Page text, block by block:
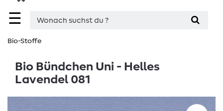
☰
Bio-Stoffe
Bio Bündchen Uni - Helles
Lavendel 081